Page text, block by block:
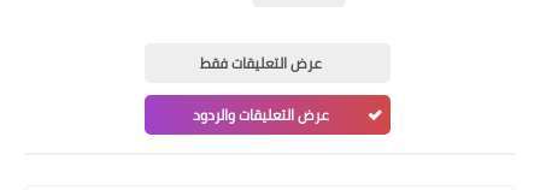
عرض التعليقات فقط
عرض التعليقات والردود